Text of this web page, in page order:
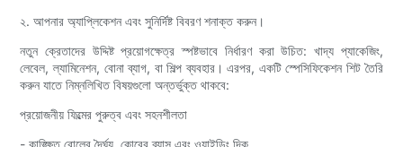
২. আপনার অ্যাপ্লিকেশন এবং সুনির্দিষ্ট বিবরণ শনাক্ত করুন।
নতুন ক্রেতাদের উদ্দিষ্ট প্রয়োগক্ষেত্র স্পষ্টভাবে নির্ধারণ করা উচিত: খাদ্য প্যাকেজিং,
লেবেল, ল্যামিনেশন, বোনা ব্যাগ, বা শিল্প ব্যবহার। এরপর, একটি স্পেসিফিকেশন শিট তৈরি
করুন যাতে নিম্নলিখিত বিষয়গুলো অন্তর্ভুক্ত থাকবে:
প্রয়োজনীয় ফিল্মের পুরুত্ব এবং সহনশীলতা
- কাঙ্ক্ষিত রোলের দৈর্ঘ্য, কোরের ব্যাস এবং ওয়াইন্ডিং দিক